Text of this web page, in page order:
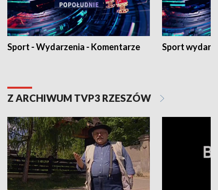
Sport - Wydarzenia - Komentarze Sport
Z ARCHIWUM TVP3 RZESZÓW